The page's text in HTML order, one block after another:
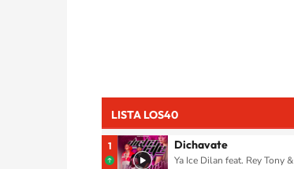
LISTA LOS40
1 Dichavate
Ya Ice Dilan feat. Rey Tony &